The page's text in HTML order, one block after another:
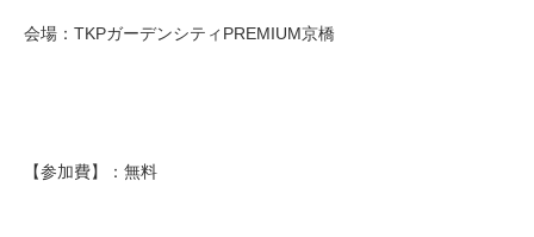
会場：TKPガーデンシティPREMIUM京橋
【参加費】：無料